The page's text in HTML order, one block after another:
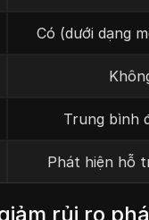
Có (dưới dạng
Trung bình
Phát hiện hỗ
rủi ro